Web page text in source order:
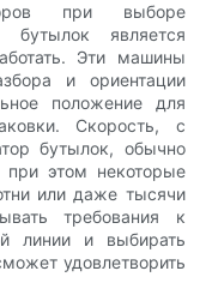
при выборе
бутылок является
Эти машины
и ориентации
положение для
Скорость, с
бутылок, обычно
этом некоторые
или даже тысячи
требования к
линии и выбирать
удовлетворить